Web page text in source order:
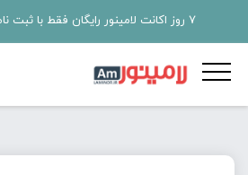
7 روز اکانت لامینور رایگان فقط با ثبت نام در سایت